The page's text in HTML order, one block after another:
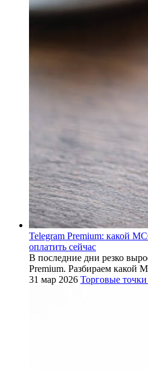
Telegram Premium: какой
оплатить сейчас
В последние дни резко
Premium. Разбираем какой
31 мар 2026 Торговые